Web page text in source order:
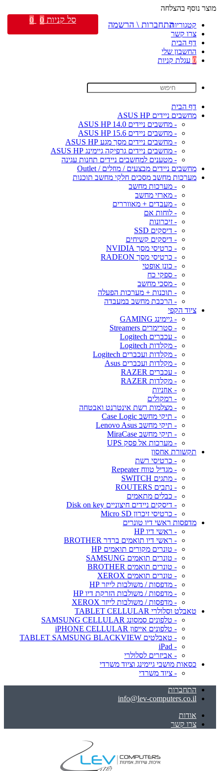
מוצר נוסף בהצלחה
קטגוריות
צרו קשר
דף הבית
החשבון שלי
0 עגלת קניות
דף הבית
מחשבים ניידים ASUS HP
- מחשבים ניידים ASUS HP 14.0
- מחשבים ניידים ASUS HP 15.6
- מחשבים ניידים מסך מגע ASUS HP
- מחשבים ניידים גרפיקה גיימינג ASUS HP
- מטענים למחשבים ניידים תחנות עגינה
מחשבים ניידים מבצעים / מוזלים / Outlet
מערכות מחשב מסכים חלקי מחשב תוכנות
- מערכות מחשב
- מארזי מחשב
- מעבדים + מאווררים
- לוחות אם
- זיכרונות
- דיסקים SSD
- דיסקים קשיחים
- כרטיסי מסך NVIDIA
- כרטיסי מסך RADEON
- כונן אופטי
- ספקי כח
- מסכי מחשב
- תוכנות + מערכות הפעלה
- הרכבת מחשב במעבדה
ציוד הקפי
- גיימינג GAMING
- סטרימרים Streamers
- עכברים Logitech
- מקלדות Logitech
- מקלדות ועכברים Logitech
- מקלדות ועכברים Asus
- עכברים RAZER
- מקלדות RAZER
- אוזניות
- רמקולים
- מצלמות רשת אינטרנט ואבטחה
- תיקי מחשב Case Logic
- תיקי מחשב Lenovo Asus
- תיקי מחשב MiraCase
- מערכות אל פסק UPS
תקשורת אחסון
- כרטיסי רשת
- מגדיל טווח Repeater
- מתגים SWITCH
- נתבים ROUTERS
- כבלים מתאמים
- דיסקים ניידים חיצוניים Disk on key
- כרטיסי זיכרון Micro SD
מדפסות ראשי דיו טונרים
- ראשי דיו HP
- ראשי דיו תואמים ברדר BROTHER
- טונרים מקורים תואמים HP
- טונרים תואמים SAMSUNG
- טונרים תואמים BROTHER
- טונרים תואמים XEROX
- מדפסות / משולבות לייזר HP
- מדפסות / משולבות הזרקת דיו HP
- מדפסות / משולבות לייזר XEROX
טאבלט וסלולרי TABLET CELLULAR
- טלפונים סמסונג SAMSUNG CELLULAR
- טלפונים אייפון iPHONE CELLULAR
- טאבלטים TABLET SAMSUNG BLACKVIEW
- iPad
- אביזרים לסלולרי
כסאות מושבי גיימינג וציוד משרדי
- ציוד משרדי
התחברות
info@lev-computers.co.il
אודות
צרו קשר
התחברות \ הרשמה סל קניות 0
0